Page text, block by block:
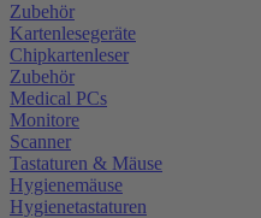
Zubehör
Kartenlesegeräte
Chipkartenleser
Zubehör
Medical PCs
Monitore
Scanner
Tastaturen & Mäuse
Hygienemäuse
Hygienetastaturen